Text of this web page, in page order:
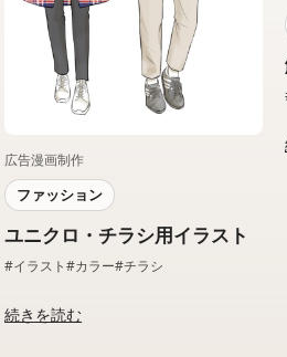
広告漫画制作
ファッション
ユニクロ・チラシ用イラスト
#イラスト#カラー#チラシ
続きを読む